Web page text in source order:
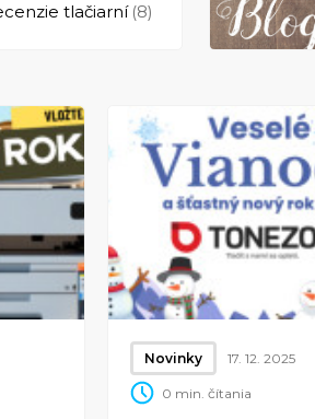
tlačiarní (8)
Novinky 17. 12. 2025
0 min. čítania